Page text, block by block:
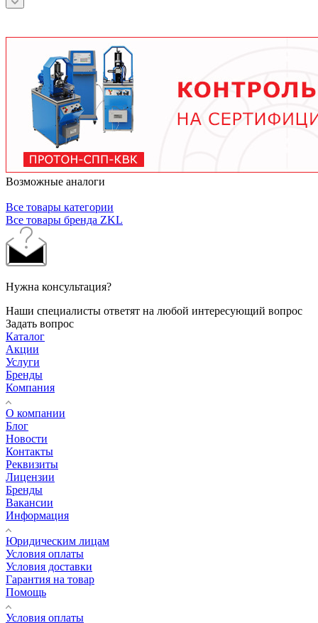
подшипника, скорости вращения, нагрузки и
тяжелых условиях до 2 лет при нормальной
эксплуатации. Используйте только
рекомендованные производителем смазочные
материалы.
Возможные аналоги
Все товары категории
Все товары бренда ZKL
Нужна консультация?
Наши специалисты ответят на любой интересующий вопрос
Задать вопрос
Каталог
Акции
Услуги
Бренды
Компания
О компании
Блог
Новости
Контакты
Реквизиты
Лицензии
Бренды
Вакансии
Информация
Юридическим лицам
Условия оплаты
Условия доставки
Гарантия на товар
Помощь
Условия оплаты